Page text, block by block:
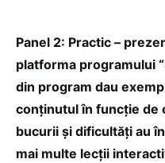
Panel 2: Practic –
platforma programului
din program dau
conținutul în funcție de
bucurii și dificultăți au
mai multe lecții